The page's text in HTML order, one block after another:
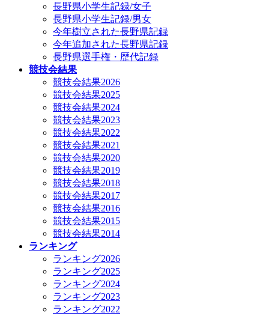
長野県小学生記録/女子
長野県小学生記録/男女
今年樹立された長野県記録
今年追加された長野県記録
長野県選手権・歴代記録
競技会結果
競技会結果2026
競技会結果2025
競技会結果2024
競技会結果2023
競技会結果2022
競技会結果2021
競技会結果2020
競技会結果2019
競技会結果2018
競技会結果2017
競技会結果2016
競技会結果2015
競技会結果2014
ランキング
ランキング2026
ランキング2025
ランキング2024
ランキング2023
ランキング2022